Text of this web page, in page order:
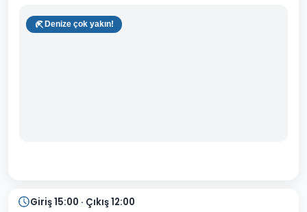
Denize çok yakın!
Giriş 15:00 · Çıkış 12:00